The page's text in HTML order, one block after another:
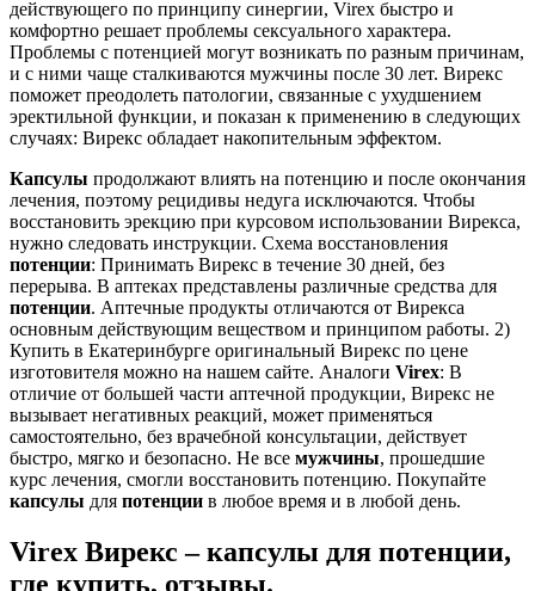
действующего по принципу синергии, Virex быстро и
комфортно решает проблемы сексуального характера.
Проблемы с потенцией могут возникать по разным причинам,
и с ними чаще сталкиваются мужчины после 30 лет. Вирекс
поможет преодолеть патологии, связанные с ухудшением
эректильной функции, и показан к применению в следующих
случаях: Вирекс обладает накопительным эффектом.
Капсулы продолжают влиять на потенцию и после окончания
лечения, поэтому рецидивы недуга исключаются. Чтобы
восстановить эрекцию при курсовом использовании Вирекса,
нужно следовать инструкции. Схема восстановления
потенции: Принимать Вирекс в течение 30 дней, без
перерыва. В аптеках представлены различные средства для
потенции. Аптечные продукты отличаются от Вирекса
основным действующим веществом и принципом работы. 2)
Купить в Екатеринбурге оригинальный Вирекс по цене
изготовителя можно на нашем сайте. Аналоги Virex: В
отличие от большей части аптечной продукции, Вирекс не
вызывает негативных реакций, может применяться
самостоятельно, без врачебной консультации, действует
быстро, мягко и безопасно. Не все мужчины, прошедшие
курс лечения, смогли восстановить потенцию. Покупайте
капсулы для потенции в любое время и в любой день.
Virex Вирекс – капсулы для потенции,
где купить, отзывы.